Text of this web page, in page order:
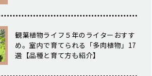
観葉植物ライフ５年のライターおすす
め。室内で育てられる「多肉植物」17
選【品種と育て方も紹介】